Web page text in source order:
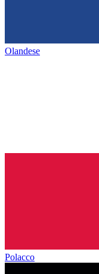
Olandese
Polacco